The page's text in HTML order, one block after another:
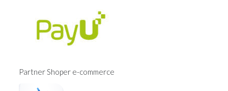
Partner Shoper e-commerce